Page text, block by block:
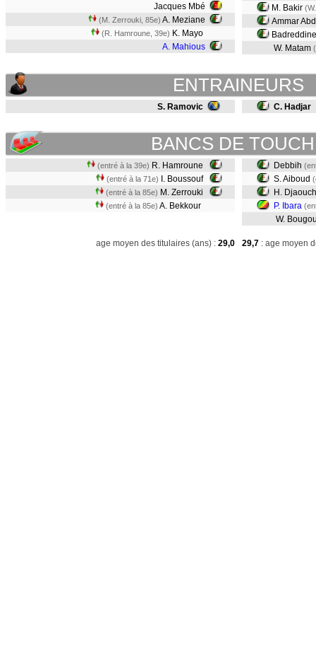
Jacques Mbé
(M. Zerrouki, 85e) A. Meziane
(R. Hamroune, 39e) K. Mayo
A. Mahious
M. Bakir
Ammar
W. Matam
ENTRAINEURS
S. Ramovic C. Hadjar
BANCS DE
(entré à la 39e) R. Hamroune
(entré à la 71e) I. Boussouf
(entré à la 85e) M. Zerrouki
(entré à la 85e) A. Bekkour
Debbih
S. Aiboud
H.
P. Ibara
W.
age moyen des titulaires (ans) : 29,0 29,7 : age moyen